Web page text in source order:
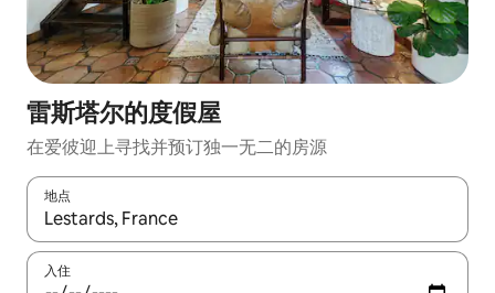
雷斯塔尔的度假屋
在爱彼迎上寻找并预订独一无二的房源
地点
如有搜索结果，请使用上下方向键查看，或通过点击或滑动手势
入住